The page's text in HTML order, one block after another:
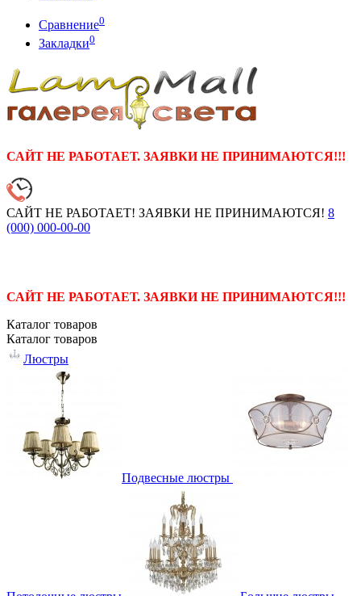
Сравнение0
Закладки0
САЙТ НЕ РАБОТАЕТ. ЗАЯВКИ НЕ ПРИНИМАЮТСЯ!!!
САЙТ НЕ РАБОТАЕТ! ЗАЯВКИ НЕ ПРИНИМАЮТСЯ! 8
(000) 000-00-00
САЙТ НЕ РАБОТАЕТ. ЗАЯВКИ НЕ ПРИНИМАЮТСЯ!!!
Каталог товаров
Каталог товаров
Люстры
Подвесные люстры